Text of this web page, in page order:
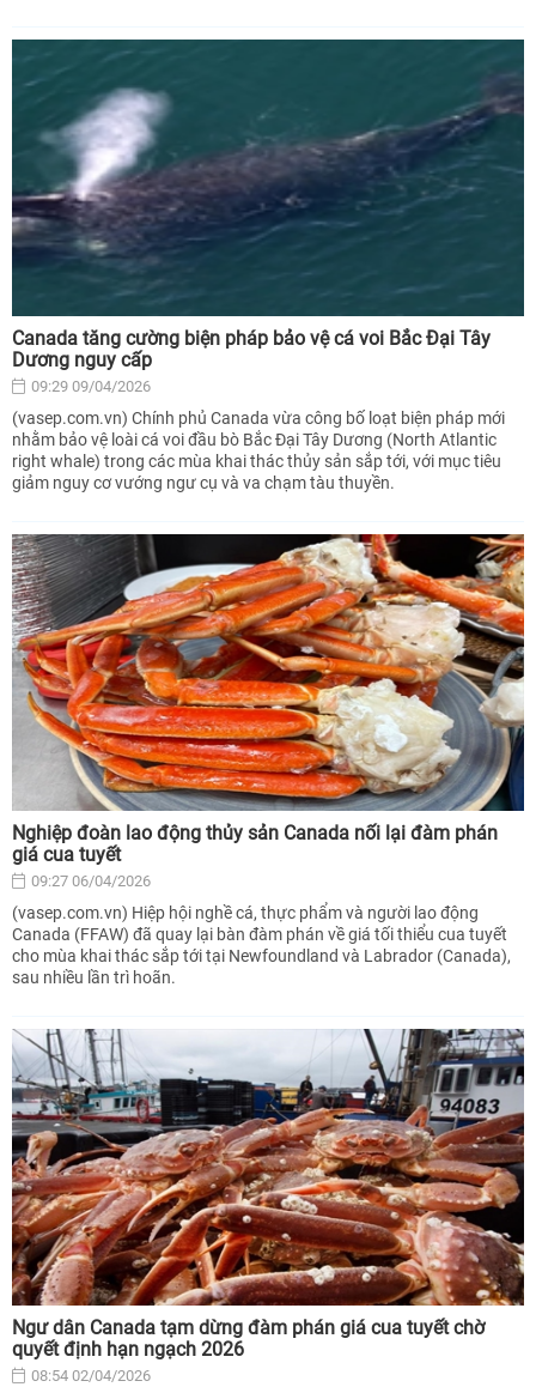
Canada tăng cường biện pháp bảo vệ cá voi Bắc Đại Tây
Dương nguy cấp
09:29 09/04/2026
(vasep.com.vn) Chính phủ Canada vừa công bố loạt biện pháp mới
nhằm bảo vệ loài cá voi đầu bò Bắc Đại Tây Dương (North Atlantic
right whale) trong các mùa khai thác thủy sản sắp tới, với mục tiêu
giảm nguy cơ vướng ngư cụ và va chạm tàu thuyền.
Nghiệp đoàn lao động thủy sản Canada nối lại đàm phán
giá cua tuyết
09:27 06/04/2026
(vasep.com.vn) Hiệp hội nghề cá, thực phẩm và người lao động
Canada (FFAW) đã quay lại bàn đàm phán về giá tối thiểu cua tuyết
cho mùa khai thác sắp tới tại Newfoundland và Labrador (Canada),
sau nhiều lần trì hoãn.
Ngư dân Canada tạm dừng đàm phán giá cua tuyết chờ
quyết định hạn ngạch 2026
08:54 02/04/2026